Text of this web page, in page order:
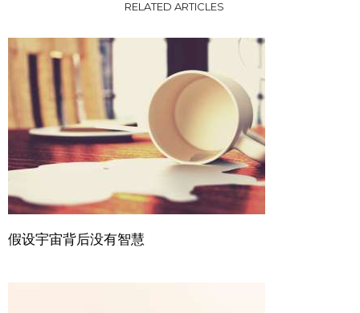
RELATED ARTICLES
假设宇宙背后没有智慧